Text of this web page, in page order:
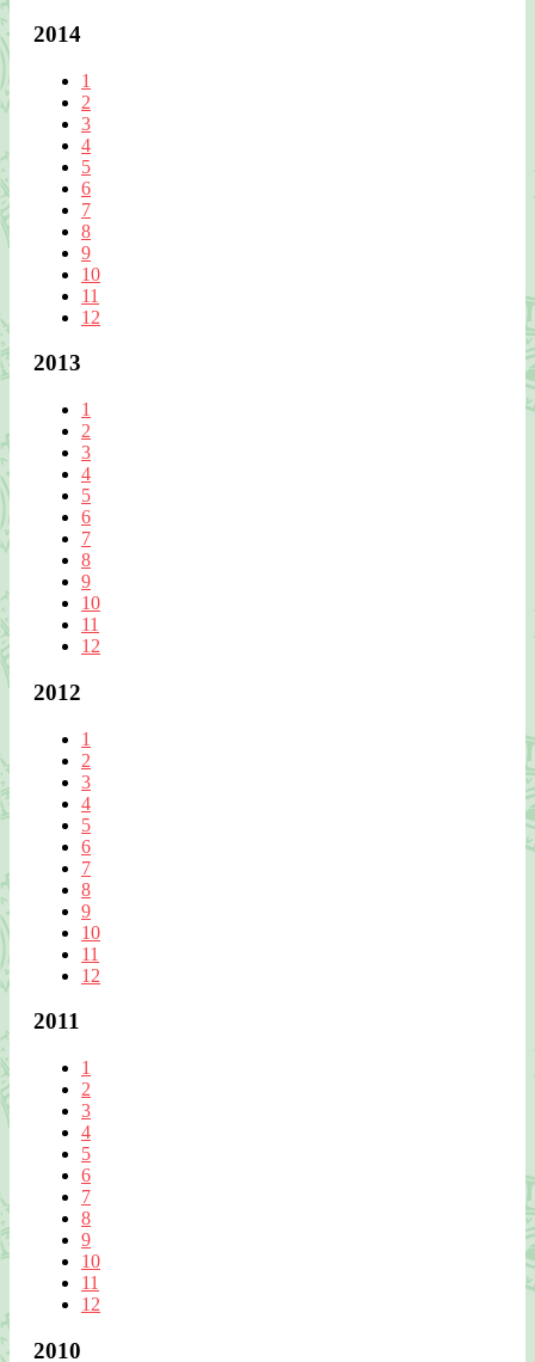
2014
1
2
3
4
5
6
7
8
9
10
11
12
2013
1
2
3
4
5
6
7
8
9
10
11
12
2012
1
2
3
4
5
6
7
8
9
10
11
12
2011
1
2
3
4
5
6
7
8
9
10
11
12
2010